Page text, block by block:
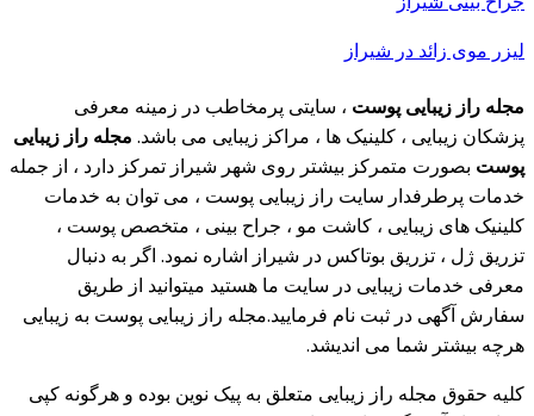
لیزر موی زائد در شیراز
مجله راز زیبایی پوست ، سایتی پرمخاطب در زمینه معرفی
پزشکان زیبایی ، کلینیک ها ، مراکز زیبایی می باشد. مجله راز زیبایی
پوست بصورت متمرکز بیشتر روی شهر شیراز تمرکز دارد ، از جمله
خدمات پرطرفدار سایت راز زیبایی پوست ، می توان به خدمات
کلینیک های زیبایی ، کاشت مو ، جراح بینی ، متخصص پوست ،
تزریق ژل ، تزریق بوتاکس در شیراز اشاره نمود. اگر به دنبال
معرفی خدمات زیبایی در سایت ما هستید میتوانید از طریق
سفارش آگهی در ثبت نام فرمایید.مجله راز زیبایی پوست به زیبایی
هرچه بیشتر شما می اندیشد.
کلیه حقوق مجله راز زیبایی متعلق به پیک نوین بوده و هرگونه کپی